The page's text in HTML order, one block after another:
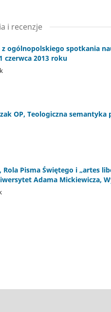
i recenzje
z ogólnopolskiego spotkania
czerwca 2013 roku
OP, Teologiczna
Rola Pisma Świętego i „artes
Adama Mickiewicza,